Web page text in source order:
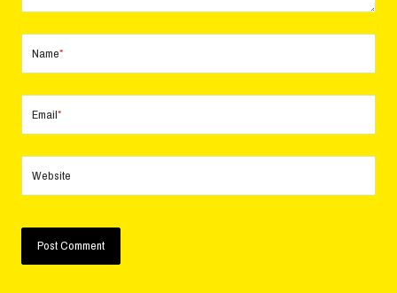
Name*
Email*
Website